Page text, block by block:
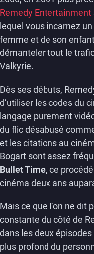
Remedy Entertainment
lequel vous incarnez
femme et de son
démanteler tout le
Valkyrie.
Dès ses débuts,
d’utiliser les codes du
langage purement
du flic désabusé
et les citations au
Bogart sont assez
Bullet Time, ce
cinéma deux ans
Mais ce que l’on ne dit
constante du côté de
dans les deux
plus profond du